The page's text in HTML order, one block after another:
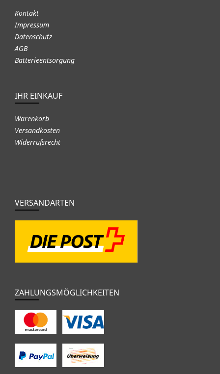
Kontakt
Impressum
Datenschutz
AGB
Batterieentsorgung
IHR EINKAUF
Warenkorb
Versandkosten
Widerrufsrecht
VERSANDARTEN
ZAHLUNGSMÖGLICHKEITEN